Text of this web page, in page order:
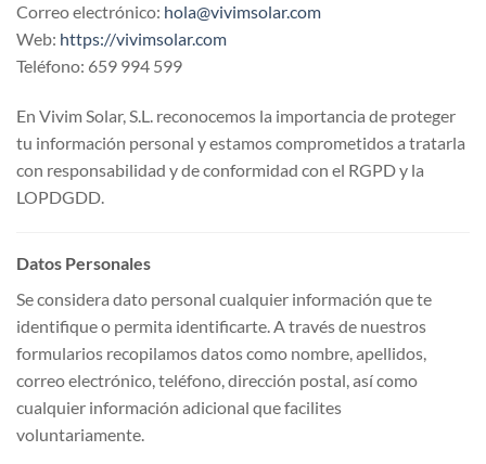
Correo electrónico: hola@vivimsolar.com
Web: https://vivimsolar.com
Teléfono: 659 994 599
En Vivim Solar, S.L. reconocemos la importancia de proteger
tu información personal y estamos comprometidos a tratarla
con responsabilidad y de conformidad con el RGPD y la
LOPDGDD.
Datos Personales
Se considera dato personal cualquier información que te
identifique o permita identificarte. A través de nuestros
formularios recopilamos datos como nombre, apellidos,
correo electrónico, teléfono, dirección postal, así como
cualquier información adicional que facilites
voluntariamente.